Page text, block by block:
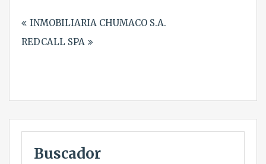
de
entradas
INMOBILIARIA CHUMACO S.A.
REDCALL SPA
Buscador